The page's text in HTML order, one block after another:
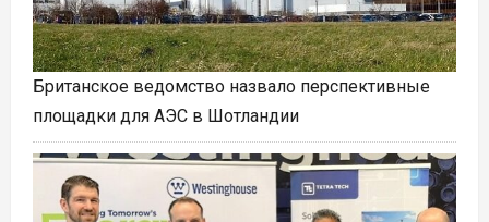
Британское ведомство назвало перспективные
площадки для АЭС в Шотландии